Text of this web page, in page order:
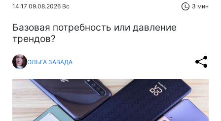
14:17 09.08.2026 Вс 3 мин
Базовая потребность или давление
трендов?
ОЛЬГА ЗАВАДА